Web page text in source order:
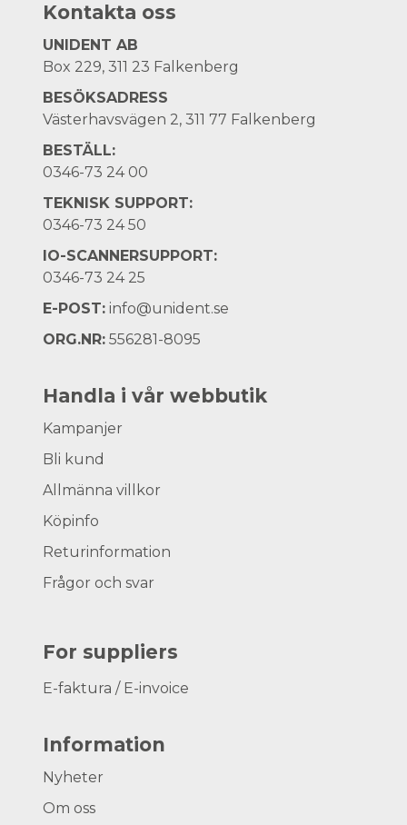
Kontakta oss
UNIDENT AB
Box 229, 311 23 Falkenberg
BESÖKSADRESS
Västerhavsvägen 2, 311 77 Falkenberg
BESTÄLL:
0346-73 24 00
TEKNISK SUPPORT:
0346-73 24 50
IO-SCANNERSUPPORT:
0346-73 24 25
E-POST: info@unident.se
ORG.NR: 556281-8095
Handla i vår webbutik
Kampanjer
Bli kund
Allmänna villkor
Köpinfo
Returinformation
Frågor och svar
For suppliers
E-faktura / E-invoice
Information
Nyheter
Om oss